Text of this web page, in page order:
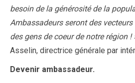
besoin de la générosité de la
Ambassadeurs seront des
des gens de coeur de notre région !
Asselin, directrice générale par
Devenir ambassadeur.